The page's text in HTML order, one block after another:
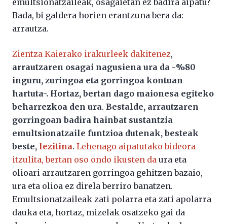
Bada, bi galdera horien erantzuna bera da:
arrautza.
Zientza Kaierako irakurleek dakitenez,
arrautzaren osagai nagusiena ura da -%80
inguru, zuringoa eta gorringoa kontuan
hartuta-. Hortaz, bertan dago maionesa egiteko
beharrezkoa den ura. Bestalde, arrautzaren
gorringoan badira hainbat sustantzia
emultsionatzaile funtzioa dutenak, besteak
beste, lezitina. Lehenago aipatutako bideora
itzulita, bertan oso ondo ikusten da ura eta
olioari arrautzaren gorringoa gehitzen bazaio,
ura eta olioa ez direla berriro banatzen.
Emultsionatzaileak zati polarra eta zati apolarra
dauka eta, hortaz, mizelak osatzeko gai da